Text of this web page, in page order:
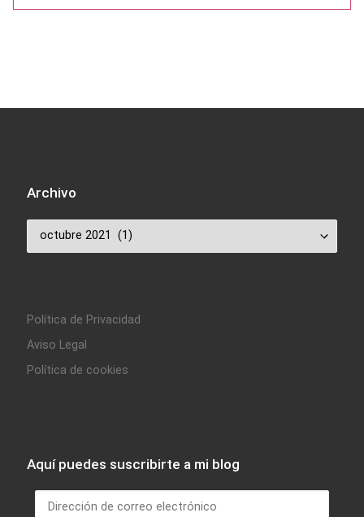
Archivo
Archivo
Política de Privacidad
Aviso Legal
Política de cookies
Aquí puedes suscribirte a mi blog
Dirección de correo electrónico